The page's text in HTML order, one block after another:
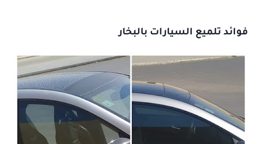
فوائد تلميع السيارات بالبخار